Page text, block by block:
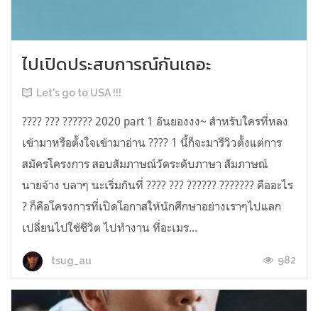
ไปเปิดประสบการณ์กันเถอะ
Let's go to USA !!!
???? ??? ?????? 2020 part 1 อันยองงง~ สำหรับใครที่หลง
เข้ามาหรือตั้งใจเข้ามาอ่าน ???? 1 นี้ก็จะมารีวิวตั้งแต่การ
สมัครโครงการ สอบสัมภาษณ์วัดระดับภาษา สัมภาษณ์
นายจ้าง บลาๆ นะเริ่มกันที่ ???? ??? ?????? ??????? คืออะไร
? ก็คือโครงการที่เปิดโอกาสให้นักศึกษาอย่างเราๆไปแลก
เปลี่ยนไปใช้ชีวิต ไปทำงาน ที่อะเมร...
tsug_au 982